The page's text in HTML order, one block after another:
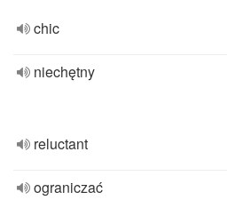
chic
niechętny
reluctant
ograniczać